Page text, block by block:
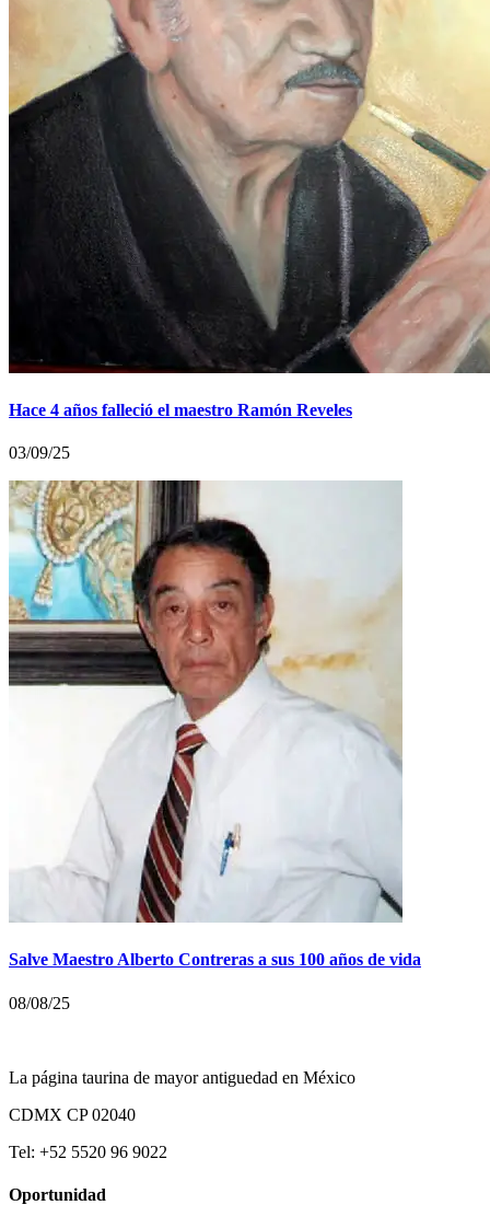
Hace 4 años falleció el maestro Ramón Reveles
03/09/25
Salve Maestro Alberto Contreras a sus 100 años de vida
08/08/25
La página taurina de mayor antiguedad en México
CDMX CP 02040
Tel: +52 5520 96 9022
Oportunidad